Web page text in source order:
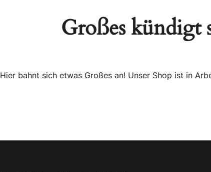
Großes kündigt
Hier bahnt sich etwas Großes an! Unser Shop ist in